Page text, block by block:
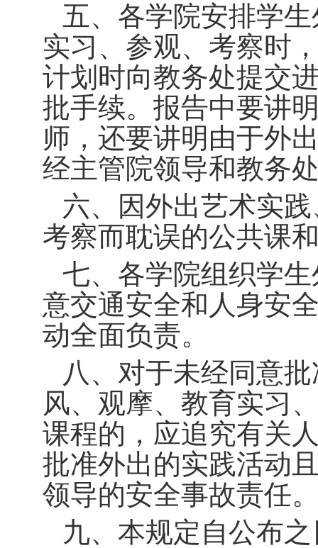
五、各学院安排学
实习、参观、考察时
计划时向教务处提交
批手续。报告中要讲
师，还要讲明由于外
经主管院领导和教务
六、因外出艺术实
考察而耽误的公共课
七、各学院组织学
意交通安全和人身安
动全面负责。
八 、对于未经同意
风、观摩、教育实习
课程的，应追究有关
批准外出的实践活动
领导的安全事故责任
九、本规定自公布